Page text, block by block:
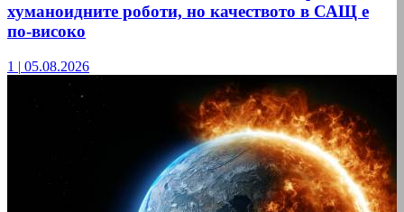
хуманоидните роботи, но качеството в САЩ е
по-високо
1 | 05.08.2026